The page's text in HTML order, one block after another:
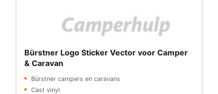
Bürstner Logo Sticker Vector voor Camper
& Caravan
Bürstner campers en caravans
Cast vinyl